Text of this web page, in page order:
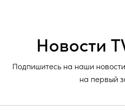
Новости
Подпишитесь на наши новости
на первый